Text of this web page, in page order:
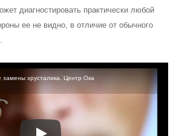
диагностировать практически любой
ее не видно, в отличие от обычного
замены хрусталика. Центр Ока